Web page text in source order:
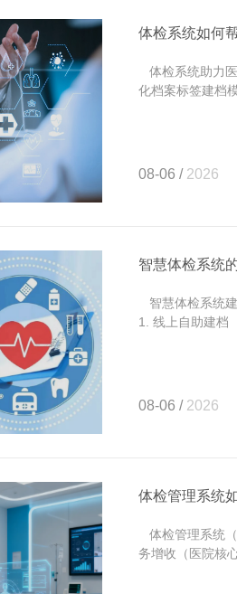
体检系统如何
体检系统助力
化档案标签建档
08-06 /2026
智慧体检系统
智慧体检系统
1. 线上自助建档
08-06 /2026
体检管理系统
体检管理系统
务增收（医院核